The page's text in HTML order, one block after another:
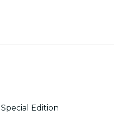
Edition